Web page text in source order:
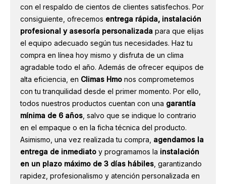
con el respaldo de cientos de clientes satisfechos. Por
consiguiente, ofrecemos entrega rápida, instalación
profesional y asesoría personalizada para que elijas
el equipo adecuado según tus necesidades. Haz tu
compra en línea hoy mismo y disfruta de un clima
agradable todo el año. Además de ofrecer equipos de
alta eficiencia, en Climas Hmo nos comprometemos
con tu tranquilidad desde el primer momento. Por ello,
todos nuestros productos cuentan con una garantía
mínima de 6 años , salvo que se indique lo contrario
en el empaque o en la ficha técnica del producto.
Asimismo, una vez realizada tu compra, agendamos la
entrega de inmediato y programamos la instalación
en un plazo máximo de 3 días hábiles , garantizando
rapidez, profesionalismo y atención personalizada en